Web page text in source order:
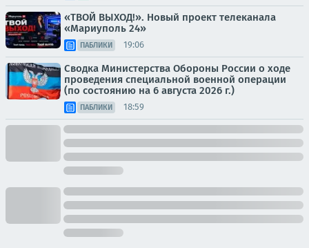
«ТВОЙ ВЫХОД!». Новый проект телеканала
«Мариуполь 24»
ПАБЛИКИ 19:06
Сводка Министерства Обороны России о ходе
проведения специальной военной операции
(по состоянию на 6 августа 2026 г.)
ПАБЛИКИ 18:59